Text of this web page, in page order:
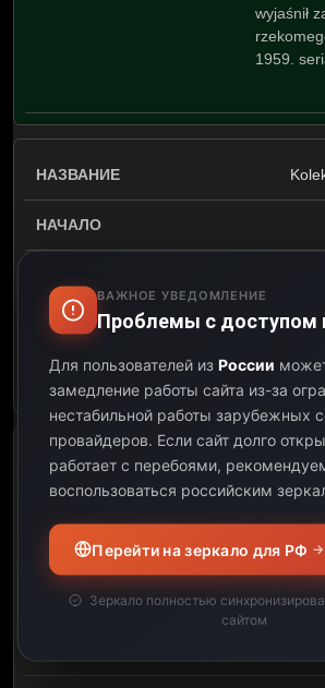
wyjaśnił
1959.
Marka
akcji
ВАЖНОЕ УВЕДОМЛЕНИЕ
Проблемы с доступом
Для пользователей из России
замедление работы сайта из-за
нестабильной работы зарубежных
провайдеров. Если сайт долго
работает с перебоями,
воспользоваться российским
Перейти на зеркало для РФ →
Зеркало полностью
сайтом